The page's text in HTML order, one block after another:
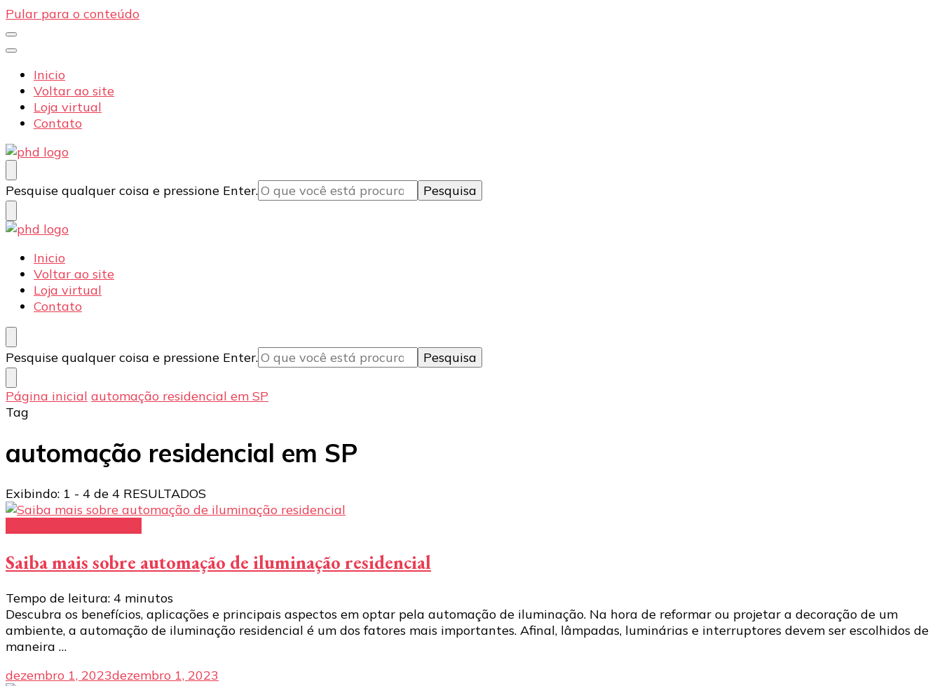
Pular para o conteúdo
Inicio
Voltar ao site
Loja virtual
Contato
PHD Seg
Blog
Procurando
algo?
Pesquise qualquer coisa e pressione Enter.
PHD Seg
Blog
Inicio
Voltar ao site
Loja virtual
Contato
Procurando
algo?
Pesquise qualquer coisa e pressione Enter.
Página inicial automação residencial em SP
Tag
automação residencial em SP
Exibindo: 1 - 4 de 4 RESULTADOS
Saiba mais sobre automação de iluminação residencial
Tempo de leitura: 4 minutos
Descubra os benefícios, aplicações e principais aspectos em optar pela automação de iluminação. Na hora de reformar ou projetar a decoração de um
ambiente, a automação de iluminação residencial é um dos fatores mais importantes. Afinal, lâmpadas, luminárias e interruptores devem ser escolhidos de
maneira …
dezembro 1, 2023dezembro 1, 2023